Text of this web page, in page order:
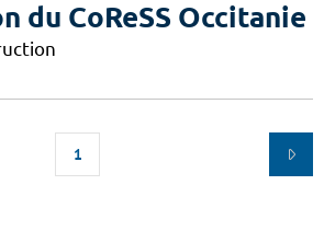
du CoReSS Occitanie
1